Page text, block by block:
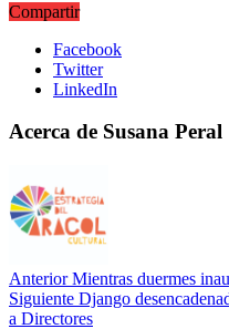
Compartir
Facebook
Twitter
LinkedIn
Acerca de Susana Peral
AnteriorMientras duermes
Siguiente Django
a Directores